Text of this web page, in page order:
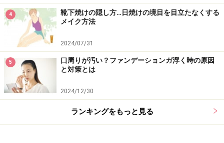
4
靴下焼けの隠し方…日焼けの境目を目立たなくする
メイク方法
2024/07/31
5
口周りが汚い？ファンデーションガ浮く時の原因
と対策とは
2024/12/30
ランキングをもっと見る